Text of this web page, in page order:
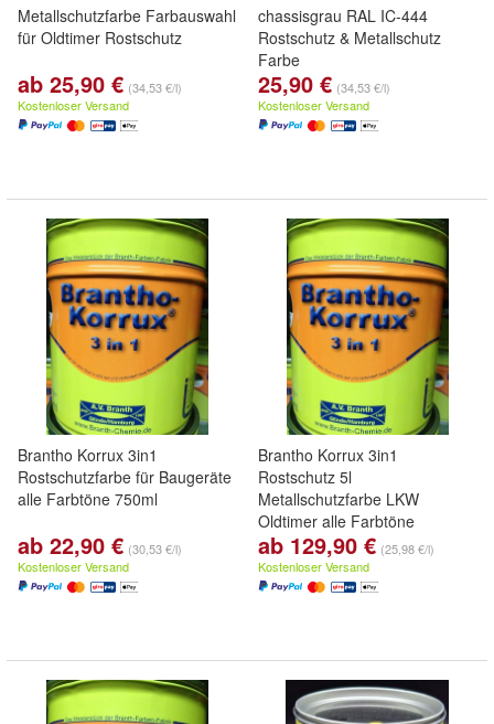
Metallschutzfarbe Farbauswahl
für Oldtimer Rostschutz
ab 25,90 € (34,53 €/l)
Kostenloser Versand
chassisgrau RAL IC-444
Rostschutz & Metallschutz
Farbe
25,90 € (34,53 €/l)
Kostenloser Versand
Brantho Korrux 3in1
Rostschutzfarbe für Baugeräte
alle Farbtöne 750ml
ab 22,90 € (30,53 €/l)
Kostenloser Versand
Brantho Korrux 3in1
Rostschutz 5l
Metallschutzfarbe LKW
Oldtimer alle Farbtöne
ab 129,90 € (25,98 €/l)
Kostenloser Versand